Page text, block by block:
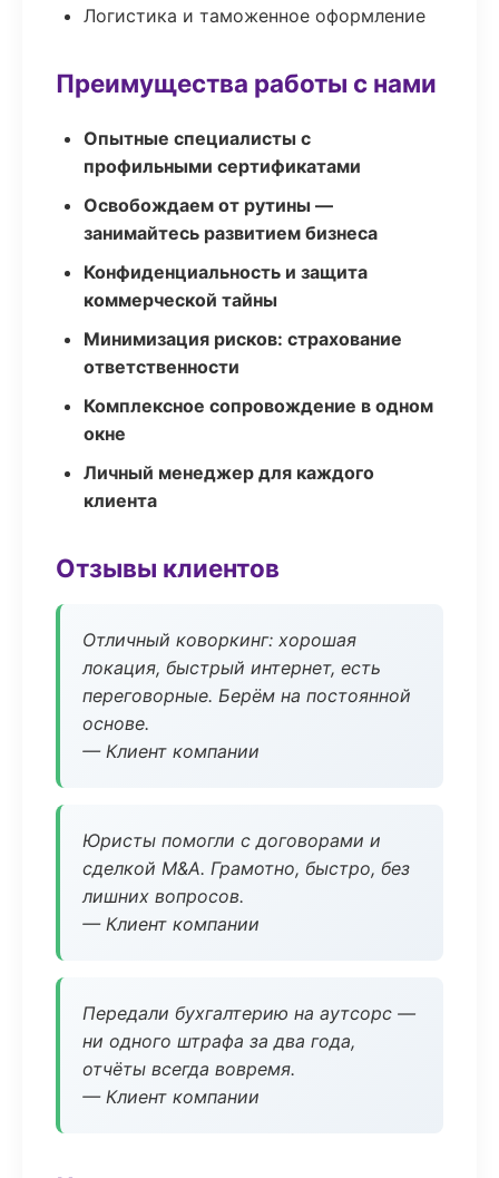
Логистика и таможенное оформление
Преимущества работы с нами
Опытные специалисты с
профильными сертификатами
Освобождаем от рутины —
занимайтесь развитием бизнеса
Конфиденциальность и защита
коммерческой тайны
Минимизация рисков: страхование
ответственности
Комплексное сопровождение в одном
окне
Личный менеджер для каждого
клиента
Отзывы клиентов
Отличный коворкинг: хорошая
локация, быстрый интернет, есть
переговорные. Берём на постоянной
основе.
— Клиент компании
Юристы помогли с договорами и
сделкой M&A. Грамотно, быстро, без
лишних вопросов.
— Клиент компании
Передали бухгалтерию на аутсорс —
ни одного штрафа за два года,
отчёты всегда вовремя.
— Клиент компании